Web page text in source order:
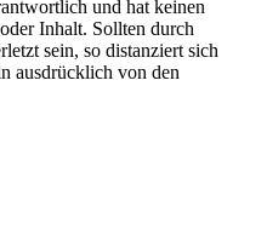
und hat keinen
Inhalt. Sollten durch
sein, so distanziert sich
ausdrücklich von den